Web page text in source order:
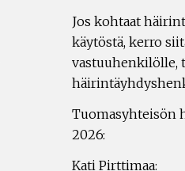
Jos kohtaat
käytöstä, kerro
vastuuhenkilölle,
Tuomasyhteisön
2026:
Kati Pirttimaa: